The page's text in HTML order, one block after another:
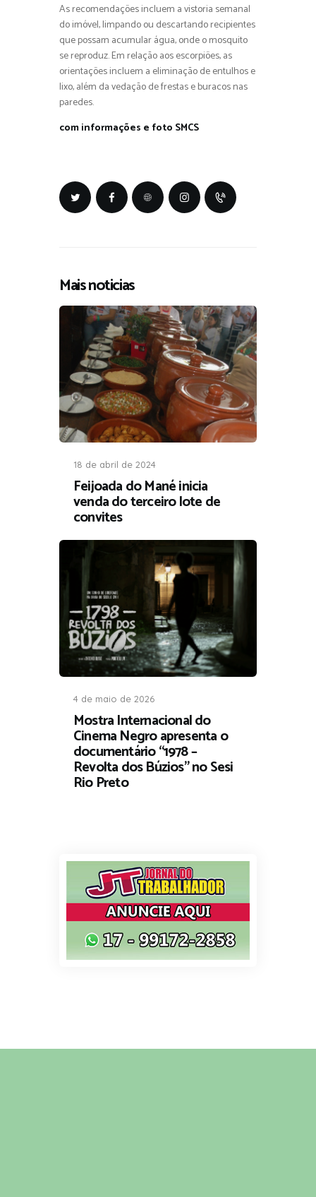
As recomendações incluem a vistoria semanal
do imóvel, limpando ou descartando recipientes
que possam acumular água, onde o mosquito
se reproduz. Em relação aos escorpiões, as
orientações incluem a eliminação de entulhos e
lixo, além da vedação de frestas e buracos nas
paredes.
com informações e foto SMCS
Mais noticias
18 de abril de 2024
Feijoada do Mané inicia
venda do terceiro lote de
convites
4 de maio de 2026
Mostra Internacional do
Cinema Negro apresenta o
documentário “1978 –
Revolta dos Búzios” no Sesi
Rio Preto